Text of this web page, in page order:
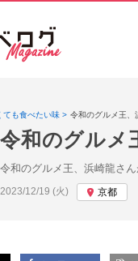
ても食べたい味 令和のグルメ王、
令和のグルメ
令和のグルメ王、浜崎龍さ
投稿日:
2023/12/19 (火) 京都